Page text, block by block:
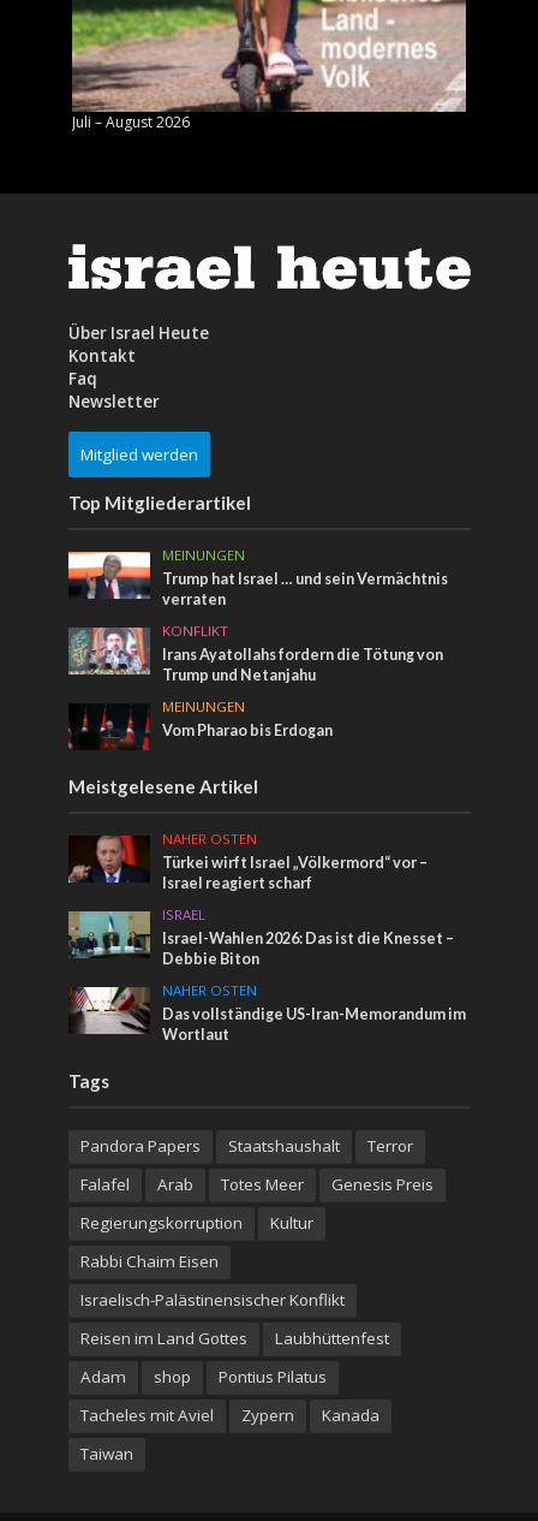
Juli – August 2026
Über Israel Heute
Kontakt
Faq
Newsletter
Mitglied werden
Top Mitgliederartikel
MEINUNGEN
Trump hat Israel … und sein Vermächtnis
verraten
KONFLIKT
Irans Ayatollahs fordern die Tötung von
Trump und Netanjahu
MEINUNGEN
Vom Pharao bis Erdogan
Meistgelesene Artikel
NAHER OSTEN
Türkei wirft Israel „Völkermord“ vor –
Israel reagiert scharf
ISRAEL
Israel-Wahlen 2026: Das ist die Knesset –
Debbie Biton
NAHER OSTEN
Das vollständige US-Iran-Memorandum im
Wortlaut
Tags
Pandora Papers Staatshaushalt
Terror
Falafel
Arab Totes Meer
Genesis Preis
Regierungskorruption
Kultur
Rabbi Chaim Eisen
Israelisch-Palästinensischer Konflikt
Reisen im Land Gottes
Laubhüttenfest
Adam
shop
Pontius Pilatus
Tacheles mit Aviel
Zypern
Kanada
Taiwan